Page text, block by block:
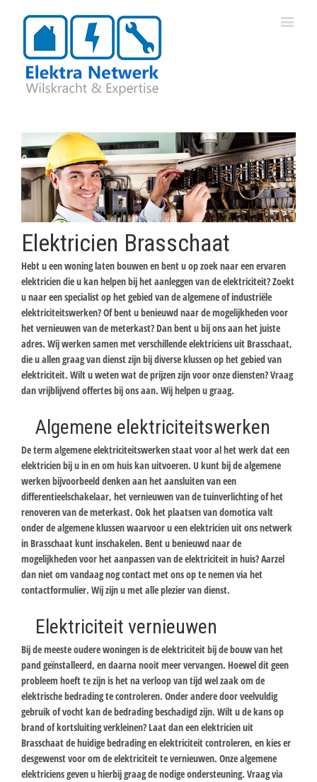
Elektricien Brasschaat
Hebt u een woning laten bouwen en bent u op zoek naar een ervaren
elektricien die u kan helpen bij het aanleggen van de elektriciteit? Zoekt
u naar een specialist op het gebied van de algemene of industriële
elektriciteitswerken? Of bent u benieuwd naar de mogelijkheden voor
het vernieuwen van de meterkast? Dan bent u bij ons aan het juiste
adres. Wij werken samen met verschillende elektriciens uit Brasschaat,
die u allen graag van dienst zijn bij diverse klussen op het gebied van
elektriciteit. Wilt u weten wat de prijzen zijn voor onze diensten? Vraag
dan vrijblijvend offertes bij ons aan. Wij helpen u graag.
Algemene elektriciteitswerken
De term algemene elektriciteitswerken staat voor al het werk dat een
elektricien bij u in en om huis kan uitvoeren. U kunt bij de algemene
werken bijvoorbeeld denken aan het aansluiten van een
differentieelschakelaar, het vernieuwen van de tuinverlichting of het
renoveren van de meterkast. Ook het plaatsen van domotica valt
onder de algemene klussen waarvoor u een elektricien uit ons netwerk
in Brasschaat kunt inschakelen. Bent u benieuwd naar de
mogelijkheden voor het aanpassen van de elektriciteit in huis? Aarzel
dan niet om vandaag nog contact met ons op te nemen via het
contactformulier. Wij zijn u met alle plezier van dienst.
Elektriciteit vernieuwen
Bij de meeste oudere woningen is de elektriciteit bij de bouw van het
pand geïnstalleerd, en daarna nooit meer vervangen. Hoewel dit geen
probleem hoeft te zijn is het na verloop van tijd wel zaak om de
elektrische bedrading te controleren. Onder andere door veelvuldig
gebruik of vocht kan de bedrading beschadigd zijn. Wilt u de kans op
brand of kortsluiting verkleinen? Laat dan een elektricien uit
Brasschaat de huidige bedrading en elektriciteit controleren, en kies er
desgewenst voor om de elektriciteit te vernieuwen. Onze algemene
elektriciens geven u hierbij graag de nodige ondersteuning. Vraag via